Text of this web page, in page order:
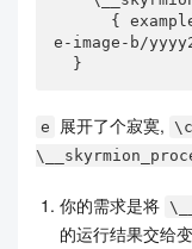
e-image-b/
  }
e 展开了个寂寞,
你的需求是将
的运行结果交给